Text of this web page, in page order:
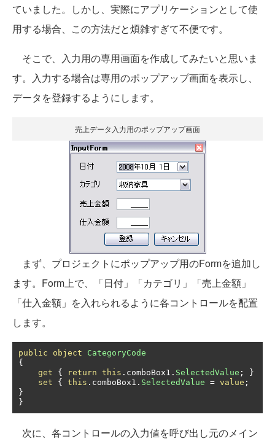
ていました。しかし、実際にアプリケーションとして使
用する場合、この方法だと煩雑すぎて不便です。
そこで、入力用の専用画面を作成してみたいと思いま
す。入力する場合は専用のポップアップ画面を表示し、
データを登録するようにします。
売上データ入力用のポップアップ画面
まず、プロジェクトにポップアップ用のFormを追加し
ます。Form上で、「日付」「カテゴリ」「売上金額」
「仕入金額」を入れられるように各コントロールを配置
します。
public object
CategoryCode
{
get
{ return this . comboBox1 . SelectedValue ;
}
set
{ this . comboBox1 . SelectedValue = value ;
}
}
次に、各コントロールの入力値を呼び出し元のメイン